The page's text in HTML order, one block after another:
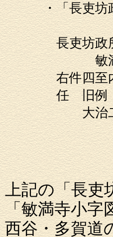
・「長吏坊
大治
長吏坊政
敏満寺 限
右件四至
任 旧例
大治二年
別
法
上記の「長吏
「敏満寺小字
西谷・多賀道